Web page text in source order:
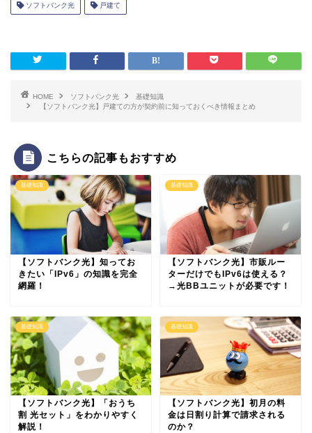
ソフトバンク光 戸建て
HOME ソフトバンク光
基礎知識
【ソフトバンク光】戸建ての方が契約前に知っておくべき情報まとめ
こちらの記事もおすすめ
基礎知識
【ソフトバンク光】知ってお
きたい「IPv6」の知識を完全
網羅！
基礎知識
【ソフトバンク光】市販ルー
ターだけでもIPv6は使える？
→光BBユニットが必要です！
基礎知識
【ソフトバンク光】「おうち
割 光セット」をわかりやすく
解説！
基礎知識
【ソフトバンク光】初月の料
金は日割り計算で請求される
のか？